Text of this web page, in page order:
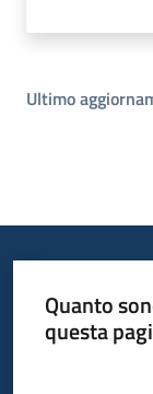
Ultimo
Quanto
questa